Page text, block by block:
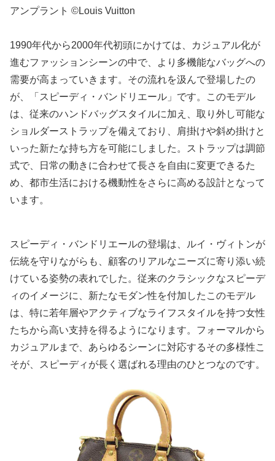
アンプラント ©Louis Vuitton
1990年代から2000年代初頭にかけては、カジュアル化が
進むファッションシーンの中で、より多機能なバッグへの
需要が高まっていきます。その流れを汲んで登場したの
が、「スピーディ・バンドリエール」です。このモデル
は、従来のハンドバッグスタイルに加え、取り外し可能な
ショルダーストラップを備えており、肩掛けや斜め掛けと
いった新たな持ち方を可能にしました。ストラップは調節
式で、日常の動きに合わせて長さを自由に変更できるた
め、都市生活における機動性をさらに高める設計となって
います。
スピーディ・バンドリエールの登場は、ルイ・ヴィトンが
伝統を守りながらも、顧客のリアルなニーズに寄り添い続
けている姿勢の表れでした。従来のクラシックなスピーデ
ィのイメージに、新たなモダン性を付加したこのモデル
は、特に若年層やアクティブなライフスタイルを持つ女性
たちから高い支持を得るようになります。フォーマルから
カジュアルまで、あらゆるシーンに対応するその多様性こ
そが、スピーディが長く選ばれる理由のひとつなのです。